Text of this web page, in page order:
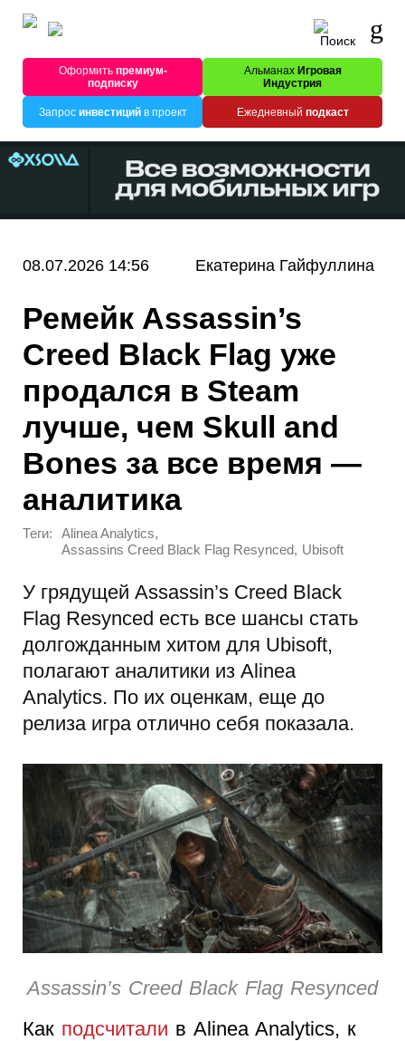
Оформитьпремиум-
подписку
Альманах Игровая
Индустрия
Запрос инвестицийв проект Ежедневный подкаст
08.07.2026 14:56 Екатерина Гайфуллина
Ремейк Assassin’s
Creed Black Flag уже
продался в Steam
лучше, чем Skull and
Bones за все время —
аналитика
Теги: Alinea Analytics,
Assassins Creed Black Flag Resynced, Ubisoft
У грядущей Assassin’s Creed Black
Flag Resynced есть все шансы стать
долгожданным хитом для Ubisoft,
полагают аналитики из Alinea
Analytics. По их оценкам, еще до
релиза игра отлично себя показала.
Assassin’s Creed Black Flag Resynced
Как подсчитали в Alinea Analytics, к